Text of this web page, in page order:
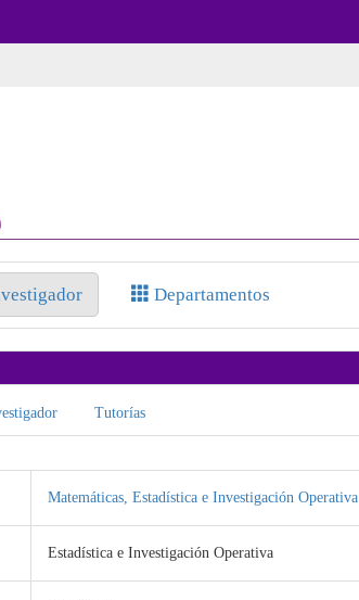
Departamentos
Tutorías
Matemáticas, Estadística e Investigación Operativa
Estadística e Investigación Operativa